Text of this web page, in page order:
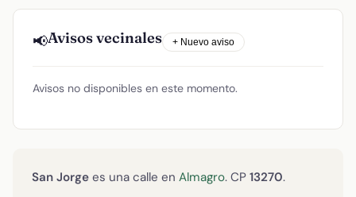
📢Avisos vecinales + Nuevo aviso
Avisos no disponibles en este momento.
San Jorge es una calle en Almagro. CP 13270.